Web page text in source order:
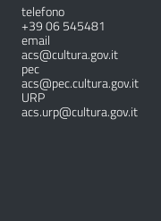
telefono
+39 06 545481
email
acs@cultura.gov.it
pec
acs@pec.cultura.gov.it
URP
acs.urp@cultura.gov.it